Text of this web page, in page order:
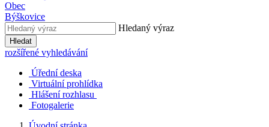
Obec
Býškovice
Hledaný výraz
Hledat
rozšířené vyhledávání
Úřední deska
Virtuální prohlídka
Hlášení rozhlasu
Fotogalerie